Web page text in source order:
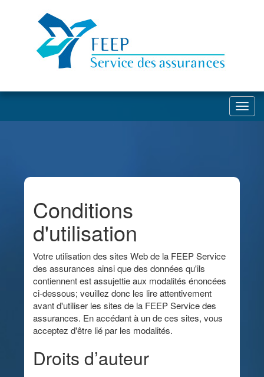
Conditions
d'utilisation
Votre utilisation des sites Web de la FEEP Service
des assurances ainsi que des données qu'ils
contiennent est assujettie aux modalités énoncées
ci-dessous; veuillez donc les lire attentivement
avant d'utiliser les sites de la FEEP Service des
assurances. En accédant à un de ces sites, vous
acceptez d'être lié par les modalités.
Droits d’auteur